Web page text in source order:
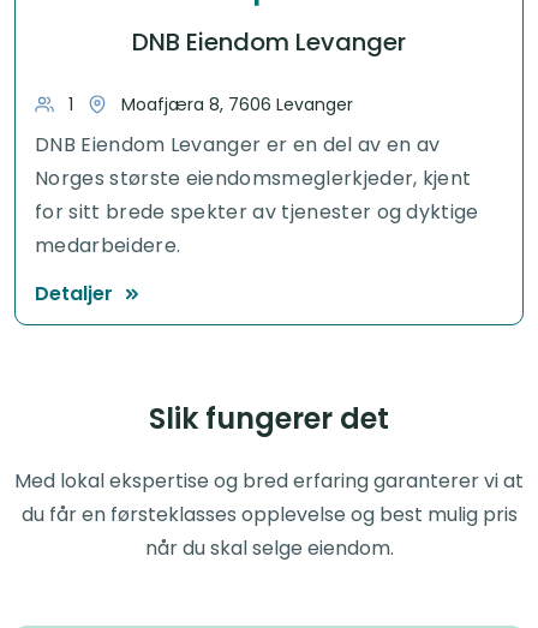
DNB Eiendom Levanger
DNB Eiendom Levanger er en del av en av
Norges største eiendomsmeglerkjeder, kjent
for sitt brede spekter av tjenester og dyktige
medarbeidere.
1 Moafjæra 8, 7606 Levanger
Detaljer
Slik fungerer det
Med lokal ekspertise og bred erfaring garanterer vi at
du får en førsteklasses opplevelse og best mulig pris
når du skal selge eiendom.